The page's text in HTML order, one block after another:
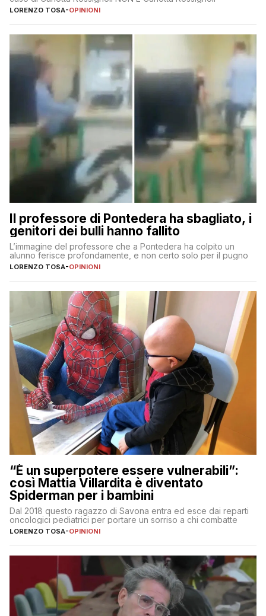
LORENZO TOSA-OPINIONI
Il professore di Pontedera ha sbagliato, i
genitori dei bulli hanno fallito
L’immagine del professore che a Pontedera ha colpito un
alunno ferisce profondamente, e non certo solo per il pugno
LORENZO TOSA-OPINIONI
“È un superpotere essere vulnerabili”:
così Mattia Villardita è diventato
Spiderman per i bambini
Dal 2018 questo ragazzo di Savona entra ed esce dai reparti
oncologici pediatrici per portare un sorriso a chi combatte
LORENZO TOSA-OPINIONI